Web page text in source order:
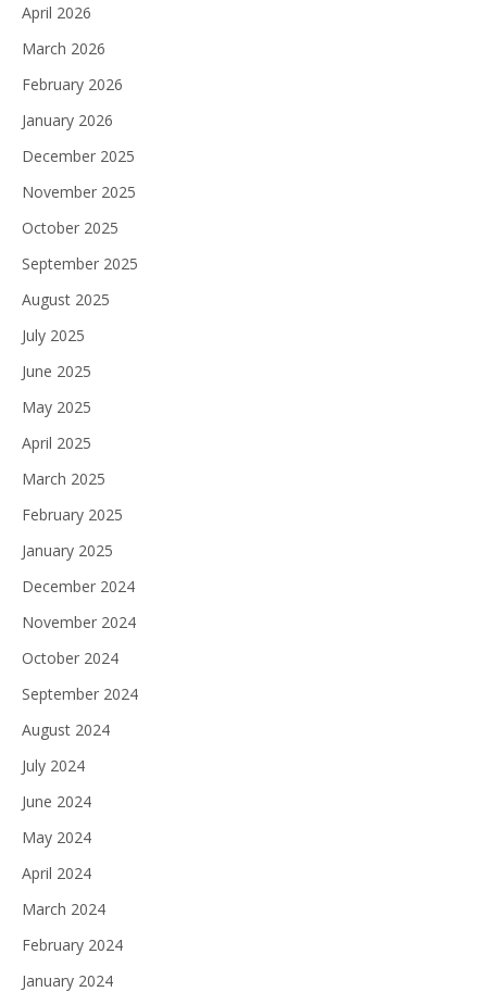
April 2026
March 2026
February 2026
January 2026
December 2025
November 2025
October 2025
September 2025
August 2025
July 2025
June 2025
May 2025
April 2025
March 2025
February 2025
January 2025
December 2024
November 2024
October 2024
September 2024
August 2024
July 2024
June 2024
May 2024
April 2024
March 2024
February 2024
January 2024